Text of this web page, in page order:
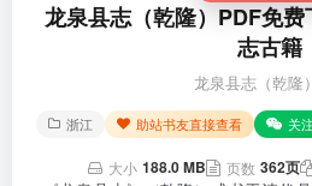
龙泉县志（乾隆）PDF免
志古籍
龙泉县志（乾隆
浙江 助站书友直接查看 关
大小 188.0 MB 页数 362页